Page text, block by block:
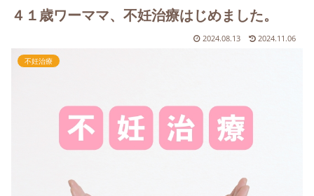
４１歳ワーママ、不妊治療はじめました。
2024.08.13 2024.11.06
不妊治療